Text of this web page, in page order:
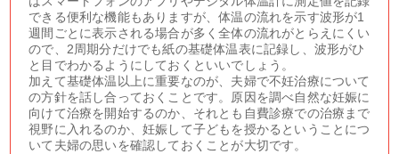
できる便利な機能もありますが、体温の流れを示す波形が1
週間ごとに表示される場合が多く全体の流れがとらえにくい
ので、2周期分だけでも紙の基礎体温表に記録し、波形がひ
と目でわかるようにしておくといいでしょう。
加えて基礎体温以上に重要なのが、夫婦で不妊治療について
の方針を話し合っておくことです。原因を調べ自然な妊娠に
向けて治療を開始するのか、それとも自費診療での治療まで
視野に入れるのか、妊娠して子どもを授かるということにつ
いて夫婦の思いを確認しておくことが大切です。